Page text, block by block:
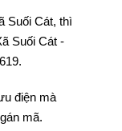
Suối Cát, thì
Suối Cát -
điện mà
mã.